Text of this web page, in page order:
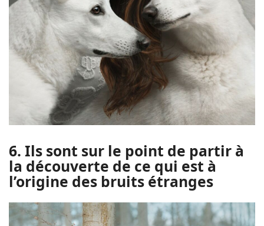
6. Ils sont sur le point de partir à
la découverte de ce qui est à
l’origine des bruits étranges